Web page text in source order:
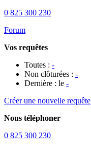
0 825 300 230
Forum
Vos requêtes
Toutes : -
Non clôturées : -
Dernière : le -
Créer une nouvelle requête
Nous téléphoner
0 825 300 230